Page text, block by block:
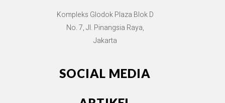
Kompleks Glodok Plaza Blok D
No. 7, Jl. Pinangsia Raya,
Jakarta
SOCIAL MEDIA